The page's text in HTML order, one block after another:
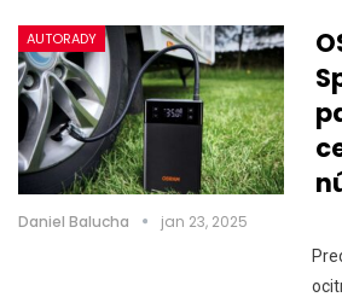
AUTORADY
Daniel Balucha jan 23, 2025